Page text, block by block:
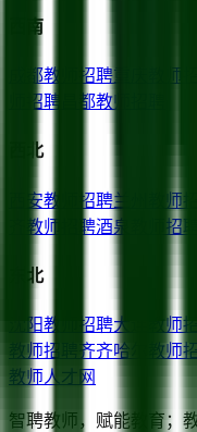
西南
成都教师招聘重庆 教师
师招聘
昌都教师招聘
西北
西安教师招聘兰州 教师
教师招聘酒泉 教师招聘
东北
沈阳教师招聘大连 教师
教师招聘
齐齐哈尔
教师
教师人才网
智聘教师，赋能教育；